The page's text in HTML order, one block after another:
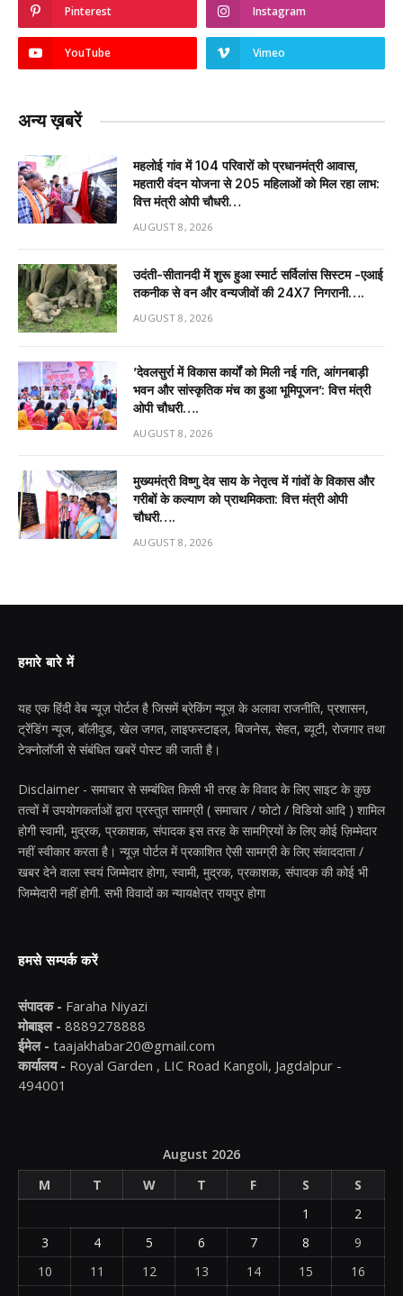
Pinterest Instagram
YouTube Vimeo
अन्य ख़बरें
महलोई गांव में 104 परिवारों को प्रधानमंत्री आवास,
महतारी वंदन योजना से 205 महिलाओं को मिल रहा लाभ:
वित्त मंत्री ओपी चौधरी…
AUGUST 8, 2026
उदंती-सीतानदी में शुरू हुआ स्मार्ट सर्विलांस सिस्टम -एआई
तकनीक से वन और वन्यजीवों की 24X7 निगरानी….
AUGUST 8, 2026
’देवलसुर्रा में विकास कार्यों को मिली नई गति, आंगनबाड़ी
भवन और सांस्कृतिक मंच का हुआ भूमिपूजन’: वित्त मंत्री
ओपी चौधरी….
AUGUST 8, 2026
मुख्यमंत्री विष्णु देव साय के नेतृत्व में गांवों के विकास और
गरीबों के कल्याण को प्राथमिकता: वित्त मंत्री ओपी
चौधरी….
AUGUST 8, 2026
हमारे बारे में
यह एक हिंदी वेब न्यूज़ पोर्टल है जिसमें ब्रेकिंग न्यूज़ के अलावा राजनीति, प्रशासन,
ट्रेंडिंग न्यूज, बॉलीवुड, खेल जगत, लाइफस्टाइल, बिजनेस, सेहत, ब्यूटी, रोजगार तथा
टेक्नोलॉजी से संबंधित खबरें पोस्ट की जाती है।
Disclaimer - समाचार से सम्बंधित किसी भी तरह के विवाद के लिए साइट के कुछ
तत्वों में उपयोगकर्ताओं द्वारा प्रस्तुत सामग्री ( समाचार / फोटो / विडियो आदि ) शामिल
होगी स्वामी, मुद्रक, प्रकाशक, संपादक इस तरह के सामग्रियों के लिए कोई ज़िम्मेदार
नहीं स्वीकार करता है। न्यूज़ पोर्टल में प्रकाशित ऐसी सामग्री के लिए संवाददाता /
खबर देने वाला स्वयं जिम्मेदार होगा, स्वामी, मुद्रक, प्रकाशक, संपादक की कोई भी
जिम्मेदारी नहीं होगी. सभी विवादों का न्यायक्षेत्र रायपुर होगा
हमसे सम्पर्क करें
संपादक - Faraha Niyazi
मोबाइल - 8889278888
ईमेल - taajakhabar20@gmail.com
कार्यालय - Royal Garden , LIC Road Kangoli, Jagdalpur -
494001
August 2026
M
T W T F S
S
1
2
3
4 5 6 7 8
9
10
11 12 13 14 15
16